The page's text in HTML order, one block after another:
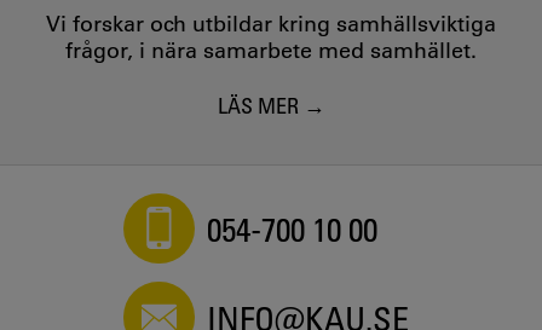
Vi forskar och utbildar kring samhällsviktiga
frågor, i nära samarbete med samhället.
LÄS MER
054-700 10 00
INFO@KAU.SE